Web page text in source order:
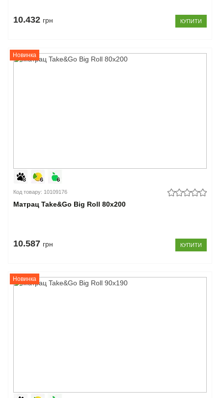
10.432 грн КУПИТИ
Новинка
Код товару: 10109176
Матрац Take&Go Big Roll 80x200
10.587 грн КУПИТИ
Новинка